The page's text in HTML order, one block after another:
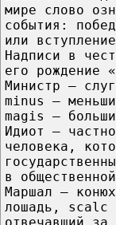
мире слово
события:
или
Надписи в
его рождение
Министр —
minus —
magis —
Идиот —
человека,
в
Маршал —
лошадь, scalc
отвечавший за